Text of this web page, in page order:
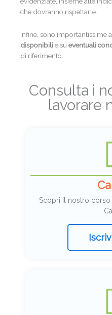
che dovranno rispettarle.
Infine, sono importantissime
disponibilie su eventuali
di riferimento.
Consulta i
lavorare
Scopri il nostro